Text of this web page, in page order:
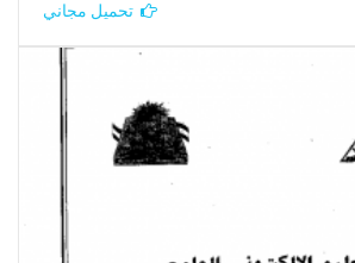
تحميل مجاني